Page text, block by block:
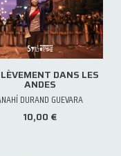
DANS LES
ANDES
DURAND GUEVARA
10,00 €